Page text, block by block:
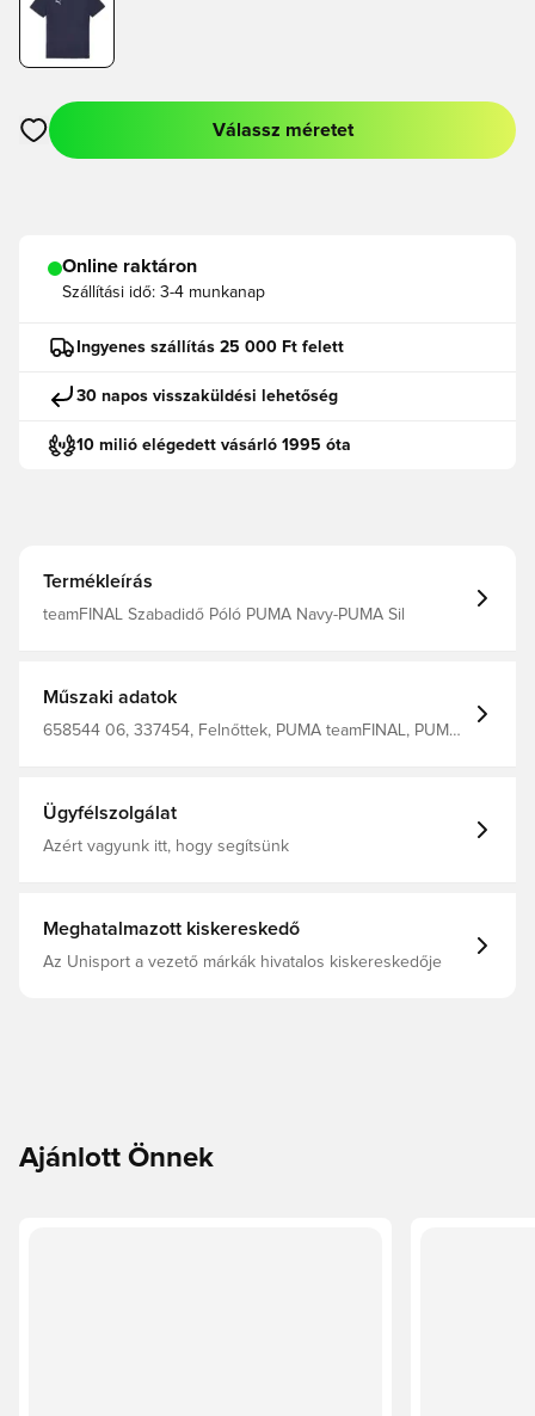
Megnyit egy modált a bejelentkezéshez vagy a tagként való
Válassz méretet
Online raktáron
Szállítási idő: 3-4 munkanap
Ingyenes szállítás 25 000 Ft felett
30 napos visszaküldési lehetőség
10 milió elégedett vásárló 1995 óta
Termékleírás
teamFINAL Szabadidő Póló PUMA Navy-PUMA Sil
Műszaki adatok
658544 06, 337454, Felnőttek, PUMA teamFINAL, PUMA,
Ügyfélszolgálat
Azért vagyunk itt, hogy segítsünk
Meghatalmazott kiskereskedő
Az Unisport a vezető márkák hivatalos kiskereskedője
Ajánlott Önnek